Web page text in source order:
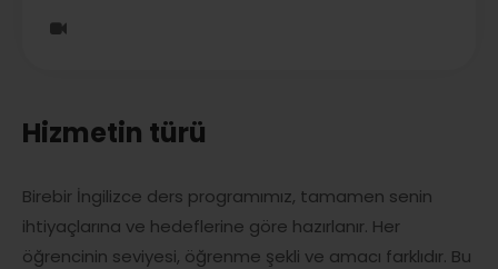
Hizmetin türü
Birebir İngilizce ders programımız, tamamen senin
ihtiyaçlarına ve hedeflerine göre hazırlanır. Her
öğrencinin seviyesi, öğrenme şekli ve amacı farklıdır. Bu